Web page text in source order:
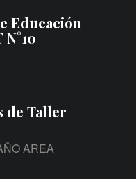
Educación
de Taller
AREA